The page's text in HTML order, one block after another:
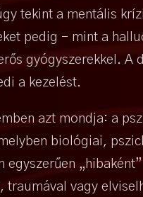
tekint a mentális
pedig – mint a
gyógyszerekkel.
a kezelést.
azt mondja: a
biológiai,
egyszerűen
vagy